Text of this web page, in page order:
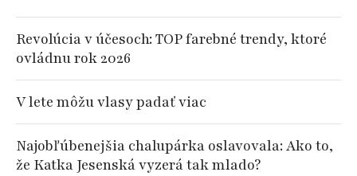
Revolúcia v účesoch: TOP farebné trendy, ktoré
ovládnu rok 2026
V lete môžu vlasy padať viac
Najobľúbenejšia chalupárka oslavovala: Ako to,
že Katka Jesenská vyzerá tak mlado?